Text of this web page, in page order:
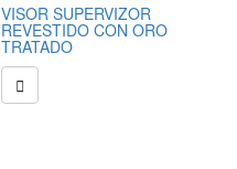
VISOR SUPERVIZOR
REVESTIDO CON ORO
TRATADO
